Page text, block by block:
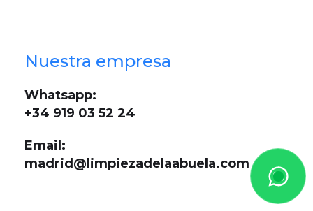
Nuestra empresa
Whatsapp:
+34 919 03 52 24
Email:
madrid@limpiezadelaabuela.com